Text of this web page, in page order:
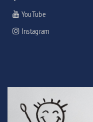
YouTube
Instagram